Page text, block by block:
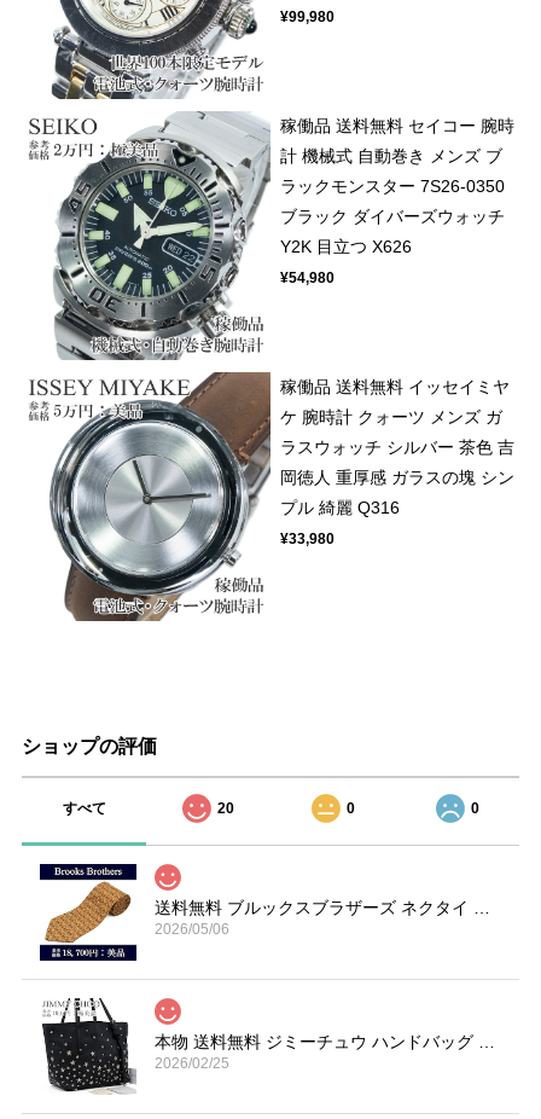
¥99,980
稼働品 送料無料 セイコー 腕時
計 機械式 自動巻き メンズ ブ
ラックモンスター 7S26-0350
ブラック ダイバーズウォッチ
Y2K 目立つ X626
¥54,980
稼働品 送料無料 イッセイミヤ
ケ 腕時計 クォーツ メンズ ガ
ラスウォッチ シルバー 茶色 吉
岡徳人 重厚感 ガラスの塊 シン
プル 綺麗 Q316
¥33,980
ショップの評価
すべて 20 0 0
2026/05/06
2026/02/25